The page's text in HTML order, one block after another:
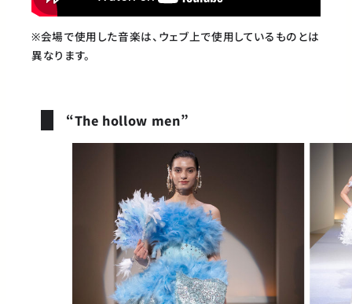
※会場で使用した音楽は、ウェブ上で使用しているものとは
異なります。
“The hollow men”